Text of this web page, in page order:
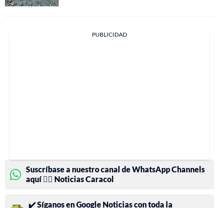
PUBLICIDAD
Suscríbase a nuestro canal de WhatsApp Channels
aquí 👉🏻 Noticias Caracol
✔️ Síganos en Google Noticias con toda la